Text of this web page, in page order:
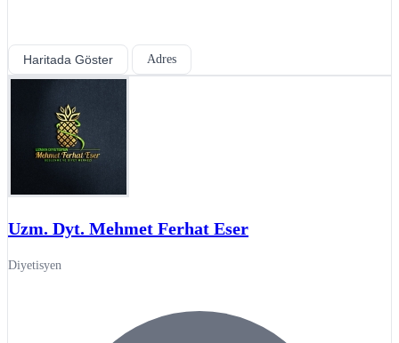
Haritada Göster Adres
Uzm. Dyt. Mehmet Ferhat Eser
Diyetisyen